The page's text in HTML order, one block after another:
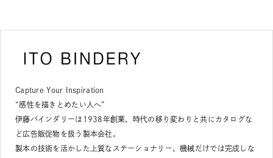
Capture Your Inspiration
“感性を描きとめたい人へ”
伊藤バインダリーは1938年創業、時代の移り変わりと共にカタログな
ど広告販促物を扱う製本会社。
製本の技術を活かした上質なステーショナリー、機械だけでは完成しな